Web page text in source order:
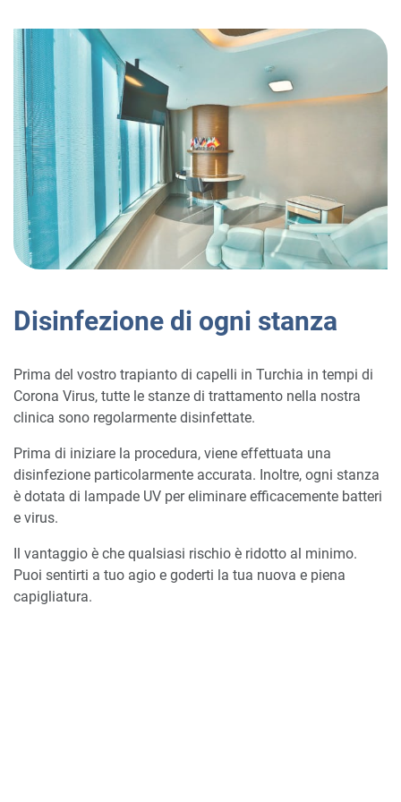
Disinfezione di ogni stanza
Prima del vostro trapianto di capelli in Turchia in tempi di
Corona Virus, tutte le stanze di trattamento nella nostra
clinica sono regolarmente disinfettate.
Prima di iniziare la procedura, viene effettuata una
disinfezione particolarmente accurata. Inoltre, ogni stanza
è dotata di lampade UV per eliminare efficacemente batteri
e virus.
Il vantaggio è che qualsiasi rischio è ridotto al minimo.
Puoi sentirti a tuo agio e goderti la tua nuova e piena
capigliatura.